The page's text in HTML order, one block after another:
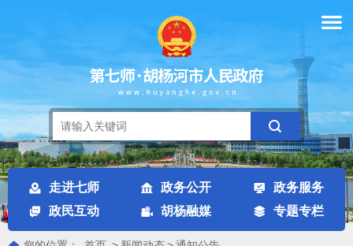
走进七师 政务公开
政务服务
政民互动
胡杨融媒 专题专栏